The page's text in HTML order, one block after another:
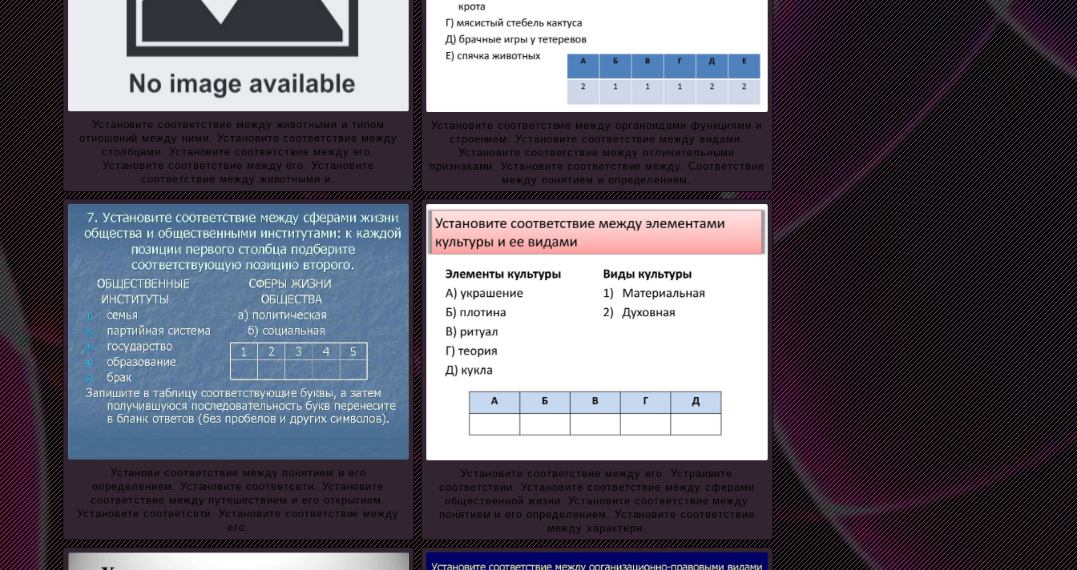
Установите соответствие между животными и типом
отношений между ними. Установите соответствие между
столбцами. Установите соответствие между его.
Установите соответствие между его. Установите
соответствие между животными и.
Установите соответствие между органоидами функциями и
строением. Установите соответствие между видами.
Установите соответствие между отличительными
признаками. Установите соответствие между. Соответствие
между понятием и определением.
Установи соответствие между понятием и его
определением. Установите соответсвти. Установите
соответствие между путешествием и его открытием.
Установите соответсвти. Установите соответствие между
его.
Установите соответствие между его. Устраивите
соответствии. Установите соответствие между сферами
общественной жизни. Установите соответствие между
понятием и его определением. Установите соответствие
между характери.